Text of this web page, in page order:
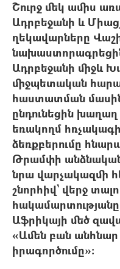
Շուրջ մեկ ամիս
Ադրբեջանի և
ղեկավարները
Ադրբեջանի միջև
միջպետական
հաստատման
ընդունեցին
եռակողմ
ձեռքբերումը
Թրամփի
նրա վարչակազմի
շնորհիվ` վերջ
Աֆրիկայի մեծ
«Ամեն բան անհնար
իրագործումը»։